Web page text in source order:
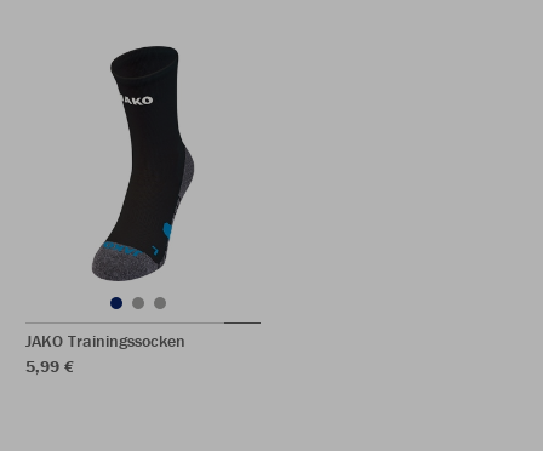
JAKO Trainingssocken
5,99 €